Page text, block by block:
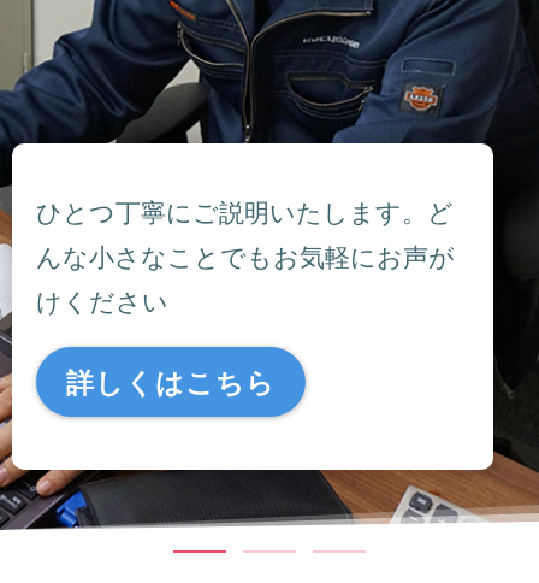
ひとつ丁寧にご説明いたします。ど
んな小さなことでもお気軽にお声が
けください
詳しくはこちら